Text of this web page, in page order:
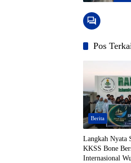
Pos
Berita
Langkah Nyata
KKSS Bone
Internasional